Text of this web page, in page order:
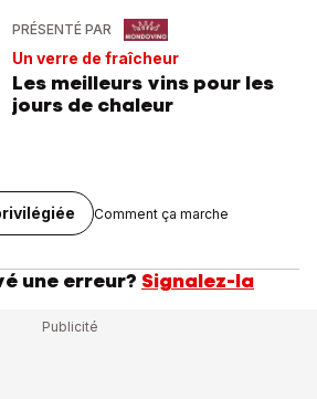
PRÉSENTÉ PAR
Un verre de fraîcheur
Les meilleurs vins pour les
jours de chaleur
Comment ça marche
une erreur? Signalez-la